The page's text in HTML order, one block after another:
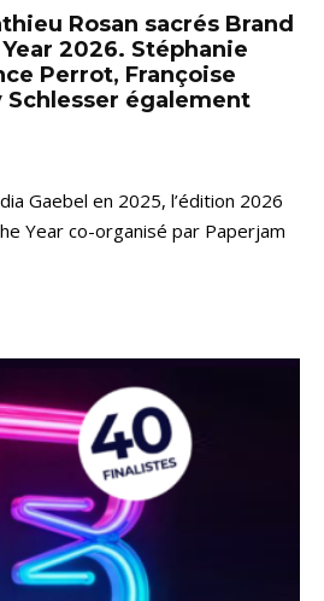
Rosan sacrés Brand
2026. Stéphanie
Perrot, Françoise
Schlesser également
Gaebel en 2025, l’édition 2026
Year co-organisé par Paperjam